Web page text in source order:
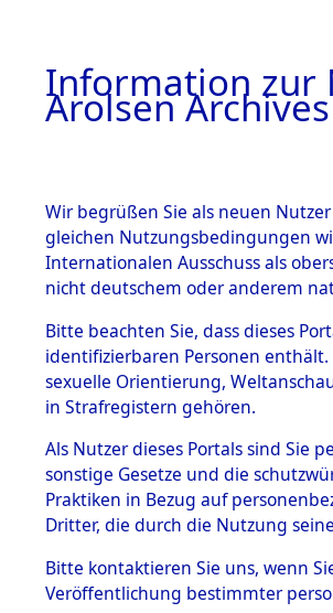
BESTÄNDE
1.
Inhaftierungsdoku
mente
1.2.9 Beim ITS
verwahrte
1.2.9.1
Effekten aus
dem KZ
Dachau
Effekten aus
dem KZ
Dachau,
3
Information zur
Arolsen Archives
Wir begrüßen Sie als neuen
gleichen Nutzungsbedingungen
Internationalen Ausschuss als
nicht deutschem oder anderem
Bitte beachten Sie, dass dieses
identifizierbaren Personen
sexuelle Orientierung,
in Strafregistern gehören.
Als Nutzer dieses Portals sind Sie
sonstige Gesetze und die
Praktiken in Bezug auf
Dritter, die durch die Nutzung
Bitte kontaktieren Sie uns, wenn
Veröffentlichung bestimmter